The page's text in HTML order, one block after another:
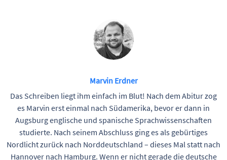
Marvin Erdner
Das Schreiben liegt ihm einfach im Blut! Nach dem Abitur zog
es Marvin erst einmal nach Südamerika, bevor er dann in
Augsburg englische und spanische Sprachwissenschaften
studierte. Nach seinem Abschluss ging es als gebürtiges
Nordlicht zurück nach Norddeutschland – dieses Mal statt nach
Hannover nach Hamburg. Wenn er nicht gerade die deutsche